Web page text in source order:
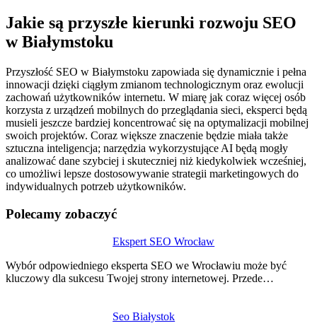
Jakie są przyszłe kierunki rozwoju SEO
w Białymstoku
Przyszłość SEO w Białymstoku zapowiada się dynamicznie i pełna
innowacji dzięki ciągłym zmianom technologicznym oraz ewolucji
zachowań użytkowników internetu. W miarę jak coraz więcej osób
korzysta z urządzeń mobilnych do przeglądania sieci, eksperci będą
musieli jeszcze bardziej koncentrować się na optymalizacji mobilnej
swoich projektów. Coraz większe znaczenie będzie miała także
sztuczna inteligencja; narzędzia wykorzystujące AI będą mogły
analizować dane szybciej i skuteczniej niż kiedykolwiek wcześniej,
co umożliwi lepsze dostosowywanie strategii marketingowych do
indywidualnych potrzeb użytkowników.
Polecamy zobaczyć
Ekspert SEO Wrocław
Wybór odpowiedniego eksperta SEO we Wrocławiu może być
kluczowy dla sukcesu Twojej strony internetowej. Przede…
Seo Białystok
wpisu